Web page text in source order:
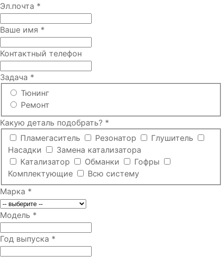
Эл.почта *
Ваше имя *
Контактный телефон
Задача *
Тюнинг
Ремонт
Какую деталь подобрать? *
Пламегаситель
Резонатор
Глушитель
Насадки
Замена катализатора
Катализатор
Обманки
Гофры
Комплектующие
Всю систему
Марка *
Модель *
Год выпуска *